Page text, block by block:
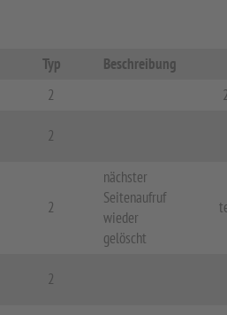
Typ
Beschreibung
2
2
2
nächster
Seitenaufruf
wieder
gelöscht
2